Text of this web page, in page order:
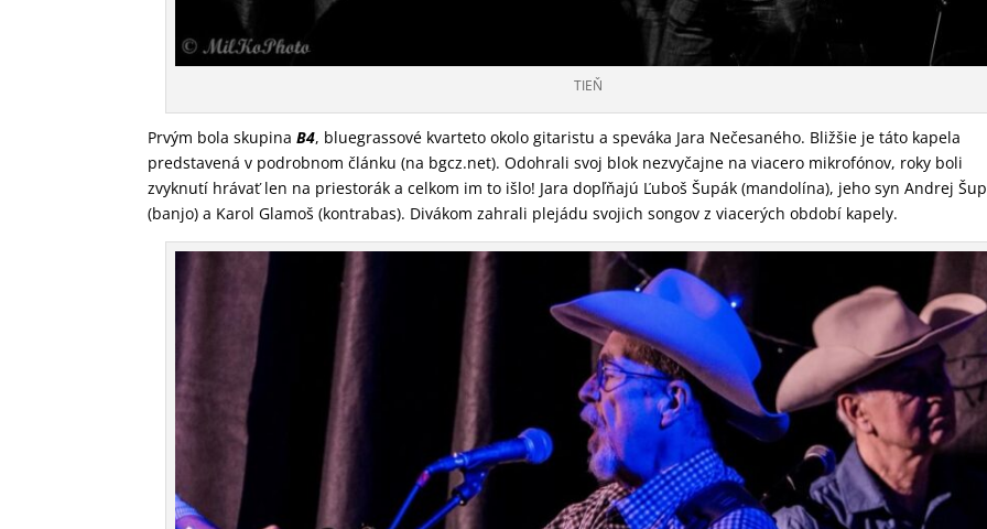
TIEŇ
Prvým bola skupinaB4, bluegrassové kvarteto okolo gitaristu a speváka Jara Nečesaného. Bližšie je táto kapela
predstavená v podrobnom článku (na bgcz.net). Odohrali svoj blok nezvyčajne na viacero mikrofónov, roky boli
zvyknutí hrávať len na priestorák a celkom im to išlo! Jara dopľňajú Ľuboš Šupák (mandolína), jeho syn Andrej
(banjo) a Karol Glamoš (kontrabas). Divákom zahrali plejádu svojich songov z viacerých období kapely.